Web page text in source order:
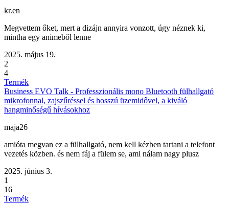
kr.en
Megvettem őket, mert a dizájn annyira vonzott, úgy néznek ki,
mintha egy animeből lenne
2025. május 19.
2
4
Termék
Business EVO Talk - Professzionális mono Bluetooth fülhallgató
mikrofonnal, zajszűréssel és hosszú üzemidővel, a kiváló
hangminőségű hívásokhoz
maja26
amióta megvan ez a fülhallgató, nem kell kézben tartani a telefont
vezetés közben. és nem fáj a fülem se, ami nálam nagy plusz
2025. június 3.
1
16
Termék